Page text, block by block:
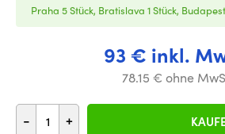
93 € inkl.
78.15 € ohne
- +
Praha 5 Stück, Bratislava 1 Stück,